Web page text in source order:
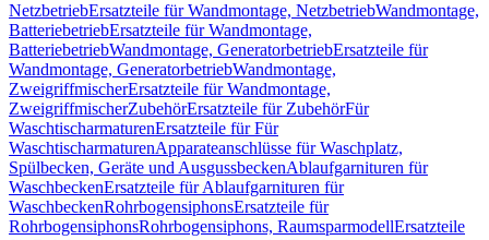
NetzbetriebErsatzteile für Wandmontage, NetzbetriebWandmontage,
BatteriebetriebErsatzteile für Wandmontage,
BatteriebetriebWandmontage, GeneratorbetriebErsatzteile für
Wandmontage, GeneratorbetriebWandmontage,
ZweigriffmischerErsatzteile für Wandmontage,
ZweigriffmischerZubehörErsatzteile für ZubehörFür
WaschtischarmaturenErsatzteile für Für
WaschtischarmaturenApparateanschlüsse für Waschplatz,
Spülbecken, Geräte und AusgussbeckenAblaufgarnituren für
WaschbeckenErsatzteile für Ablaufgarnituren für
WaschbeckenRohrbogensiphonsErsatzteile für
RohrbogensiphonsRohrbogensiphons, RaumsparmodellErsatzteile